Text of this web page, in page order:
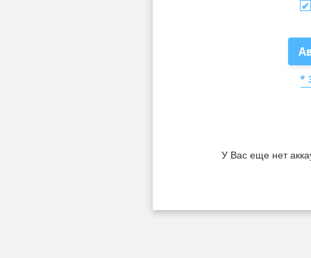
*
У Вас еще нет